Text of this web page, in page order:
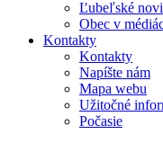
Ľubeľské
Obec v
Kontakty
Kontakty
Napíšte nám
Mapa webu
Užitočné
Počasie